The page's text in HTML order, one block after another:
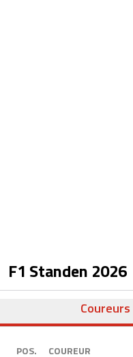
F1 Standen 2026
Coureurs
POS. COUREUR